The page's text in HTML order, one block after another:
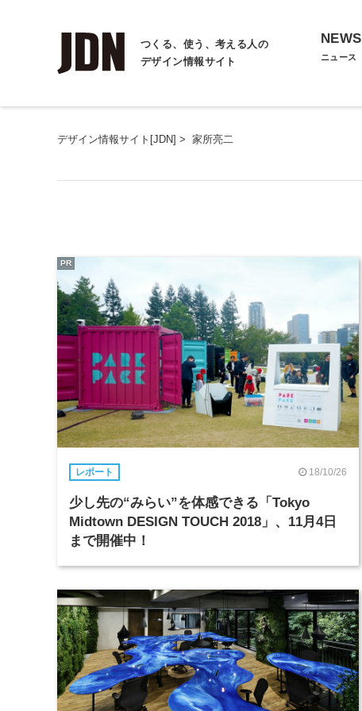
つくる、使う、考える人の
デザイン情報サイト
NEWS
ニュース
デザイン情報サイト[JDN] > 家所亮二
レポート 18/10/26
少し先の“みらい”を体感できる「Tokyo
Midtown DESIGN TOUCH 2018」、11月4日
まで開催中！
PR